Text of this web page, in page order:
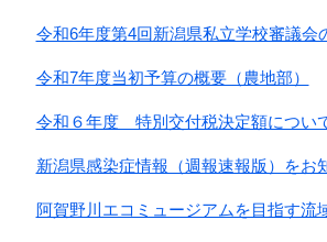
令和6年度第4回新潟県私立学校審議会
令和7年度当初予算の概要（農地部）
令和６年度 特別交付税決定額につい
新潟県感染症情報（週報速報版）を
阿賀野川エコミュージアムを目指す流